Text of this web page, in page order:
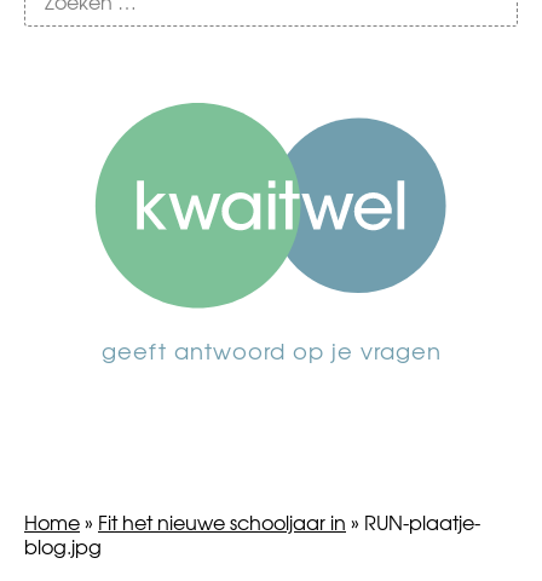
geeft antwoord op je vragen
Home» Fit het nieuwe schooljaar in » RUN-plaatje-
blog.jpg